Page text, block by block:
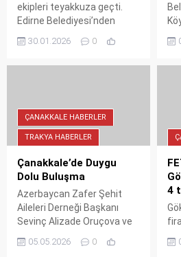
ekipleri teyakkuza geçti.
Edirne Belediyesi’nden
“Sorunları görmezden
30.01.2026 0
ÇANAKKALE HABERLER
TRAKYA HABERLER
Çanakkale’de Duygu
Dolu Buluşma
Azerbaycan Zafer Şehit
Aileleri Derneği Başkanı
Sevinç Alizade Oruçova ve
beraberindeki şehit
anneleri, Çanakkale Valisi
05.05.2026 0
4